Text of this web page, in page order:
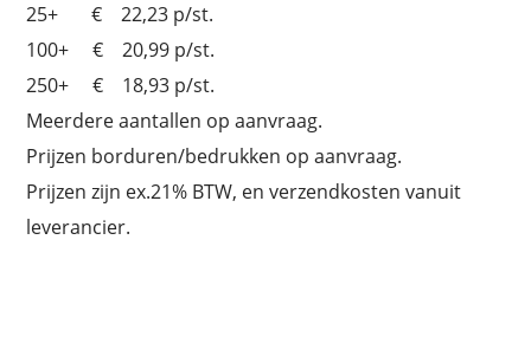
25+ € 22,23 p/st.
100+ € 20,99 p/st.
250+ € 18,93 p/st.
Meerdere aantallen op aanvraag.
Prijzen borduren/bedrukken op aanvraag.
Prijzen zijn ex.21% BTW, en verzendkosten vanuit
leverancier.